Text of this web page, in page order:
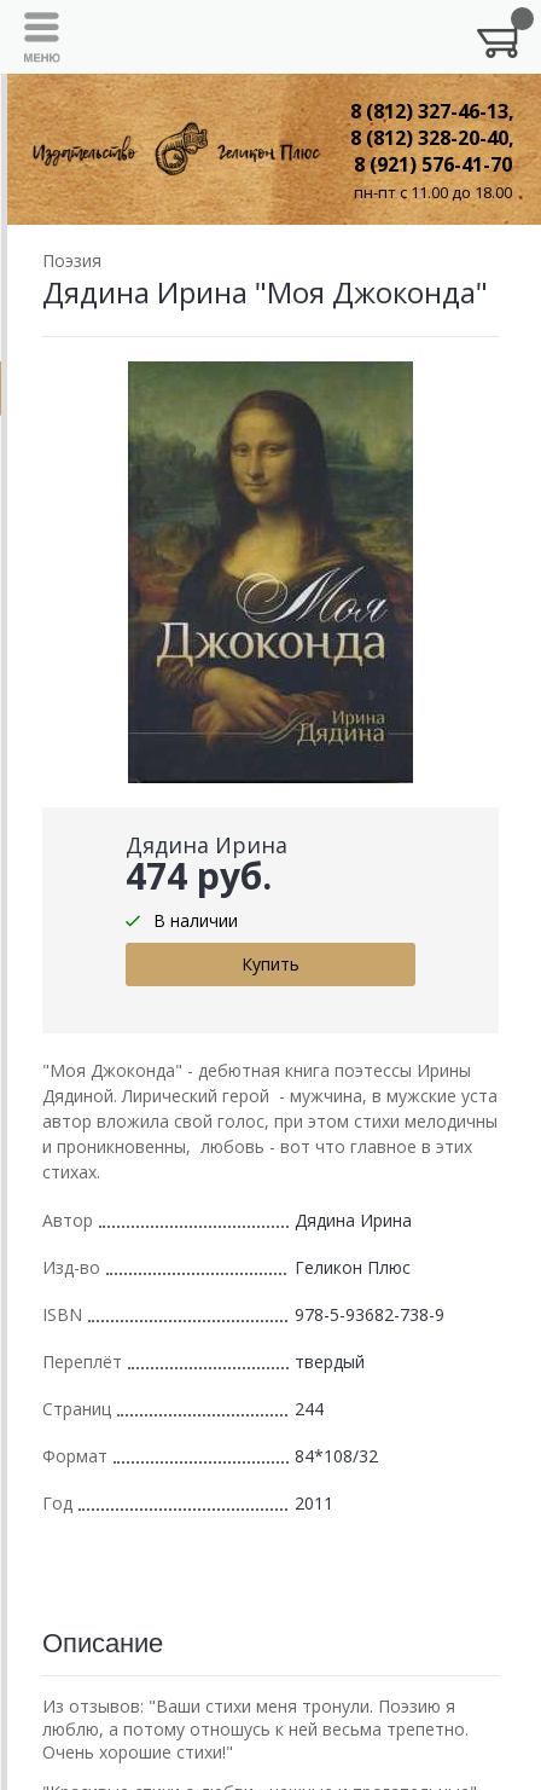
8 (812) 327-46-13,
8 (812) 328-20-40,
8 (921) 576-41-70
пн-пт с 11.00 до 18.00
Поэзия
Дядина Ирина "Моя Джоконда"
Дядина Ирина
474 руб.
В наличии
"Моя Джоконда" - дебютная книга поэтессы Ирины
Дядиной. Лирический герой - мужчина, в мужские уста
автор вложила свой голос, при этом стихи мелодичны
и проникновенны, любовь - вот что главное в этих
стихах.
Автор Дядина Ирина
Изд-во Геликон Плюс
ISBN 978-5-93682-738-9
Переплёт твердый
Страниц 244
Формат 84*108/32
Год 2011
Описание
Из отзывов: "Ваши стихи меня тронули. Поэзию я
люблю, а потому отношусь к ней весьма трепетно.
Очень хорошие стихи!"